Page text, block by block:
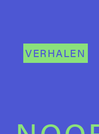
VERHALEN